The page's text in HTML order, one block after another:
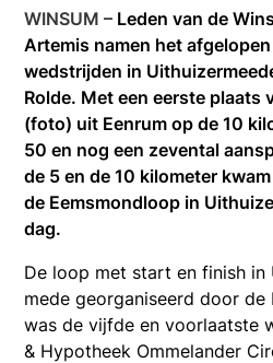
WINSUM – Leden van de
Artemis namen het
wedstrijden in
Rolde. Met een eerste plaats
(foto) uit Eenrum op de 10
50 en nog een zevental
de 5 en de 10 kilometer
de Eemsmondloop in
dag.
De loop met start en finish in
mede georganiseerd door de
was de vijfde en voorlaatste
& Hypotheek Ommelander